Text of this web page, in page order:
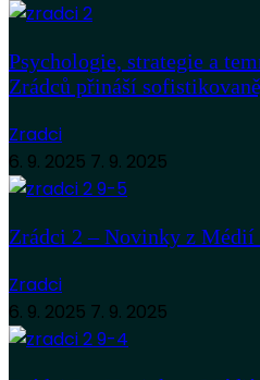
Psychologie, strategie a
Zrádců přináší
Zradci
6. 9. 2025 7. 9. 2025
Zrádci 2 – Novinky z Médií
Zradci
6. 9. 2025 7. 9. 2025